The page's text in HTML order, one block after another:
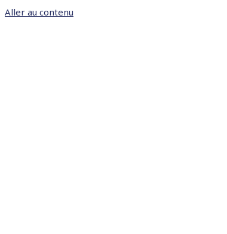
Aller au contenu